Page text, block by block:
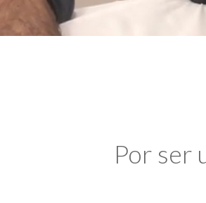
Por ser